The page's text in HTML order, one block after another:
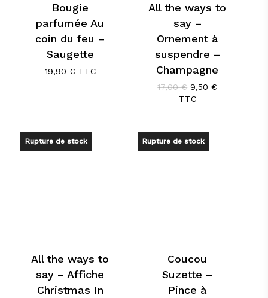
Bougie
parfumée Au
coin du feu –
Saugette
19,90 € TTC
All the ways to
say –
Ornement à
suspendre –
Champagne
17,00€ Le
prix
9,50€
TTC
Rupture de stock
All the ways to
say – Affiche
Christmas In
Rupture de stock
Coucou
Suzette –
Pince à